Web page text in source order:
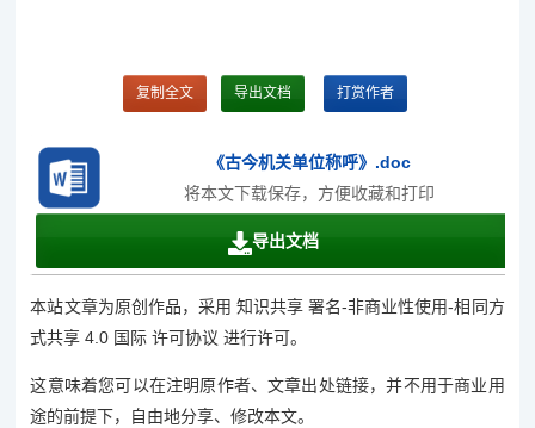
复制全文 导出文档 打赏作者
《古今机关单位称呼》.doc
将本文下载保存，方便收藏和打印
导出文档
本站文章为原创作品，采用 知识共享 署名-非商业性使用-相同方
式共享 4.0 国际 许可协议 进行许可。
这意味着您可以在注明原作者、文章出处链接，并不用于商业用
途的前提下，自由地分享、修改本文。